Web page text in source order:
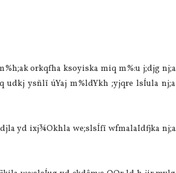
orkqfha ksoyiska miq m%:u j;djg nj;a
udkj ysñlï úYaj m%ldYkh ;yjqre lsÍula nj;a
yd ixj¾Okhla we;slsÍfï wfmalaIdfjka nj;a